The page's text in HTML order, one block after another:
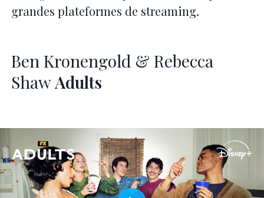
grandes plateformes de streaming.
Ben Kronengold & Rebecca
ShawAdults